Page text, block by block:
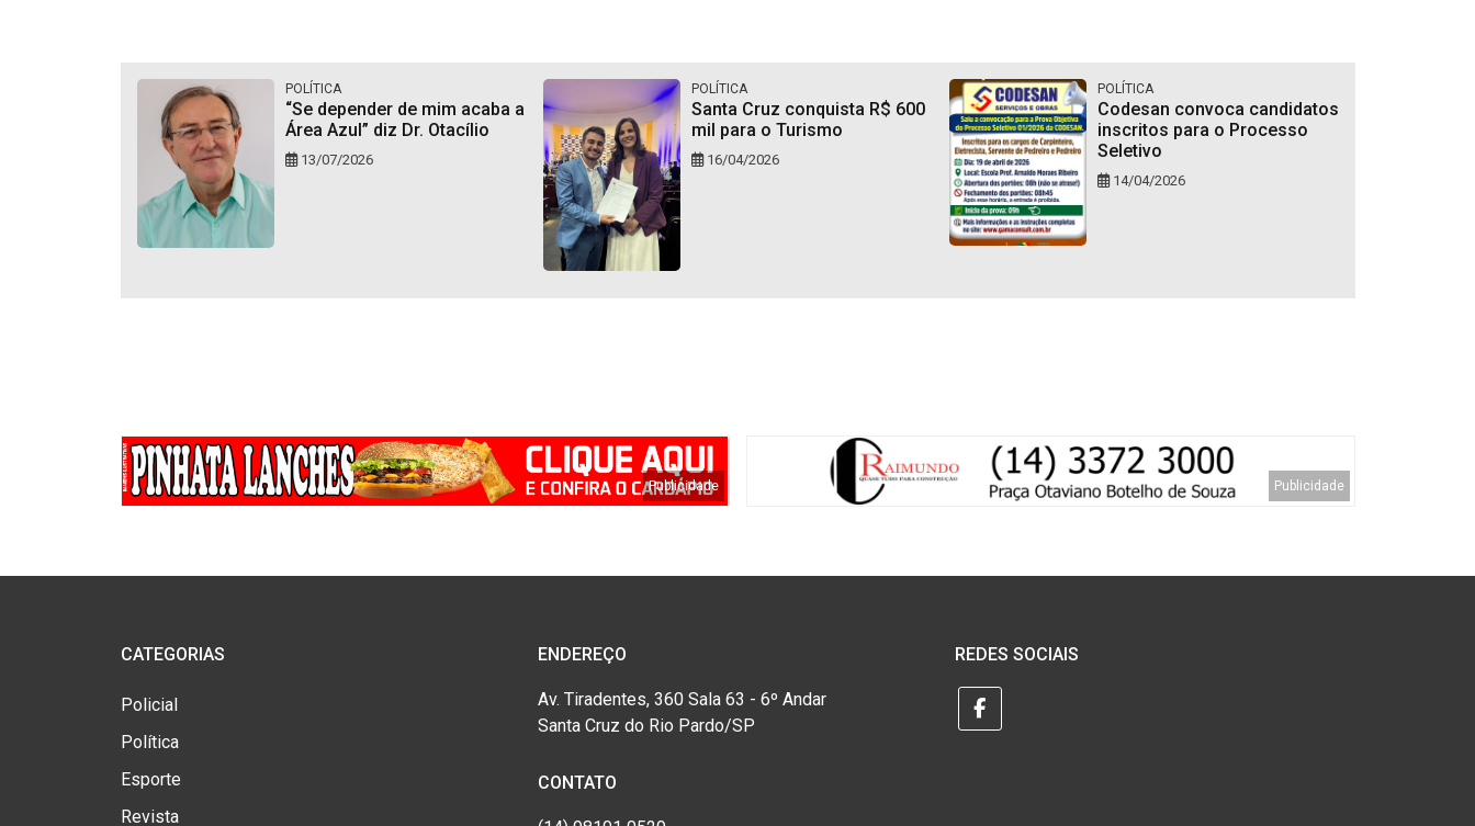
POLÍTICA
“Se depender de mim acaba a
Área Azul” diz Dr. Otacílio
13/07/2026
POLÍTICA
Santa Cruz conquista R$ 600
mil para o Turismo
16/04/2026
POLÍTICA
Codesan convoca candidatos
inscritos para o Processo
Seletivo
14/04/2026
CATEGORIAS
Policial
Política
Esporte
Revista
ENDEREÇO
Av. Tiradentes, 360 Sala 63 - 6º Andar
Santa Cruz do Rio Pardo/SP
CONTATO
REDES SOCIAIS